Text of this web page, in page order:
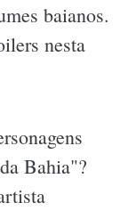
baianos.
nesta
Bahia"?